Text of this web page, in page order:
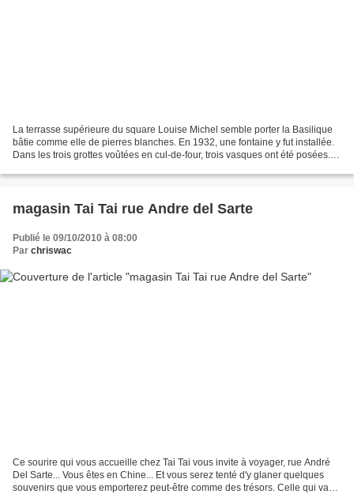
La terrasse supérieure du square Louise Michel semble porter la Basilique
bâtie comme elle de pierres blanches. En 1932, une fontaine y fut installée.
Dans les trois grottes voûtées en cul-de-four, trois vasques ont été posées.
magasin Tai Tai rue Andre del Sarte
Publié le 09/10/2010 à 08:00
Par chriswac
Ce sourire qui vous accueille chez Tai Tai vous invite à voyager, rue André
Del Sarte... Vous êtes en Chine... Et vous serez tenté d'y glaner quelques
souvenirs que vous emporterez peut-être comme des trésors. Celle qui va